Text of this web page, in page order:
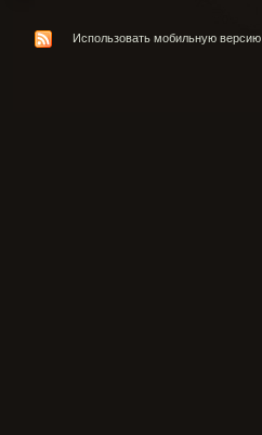
Использовать мобильную версию